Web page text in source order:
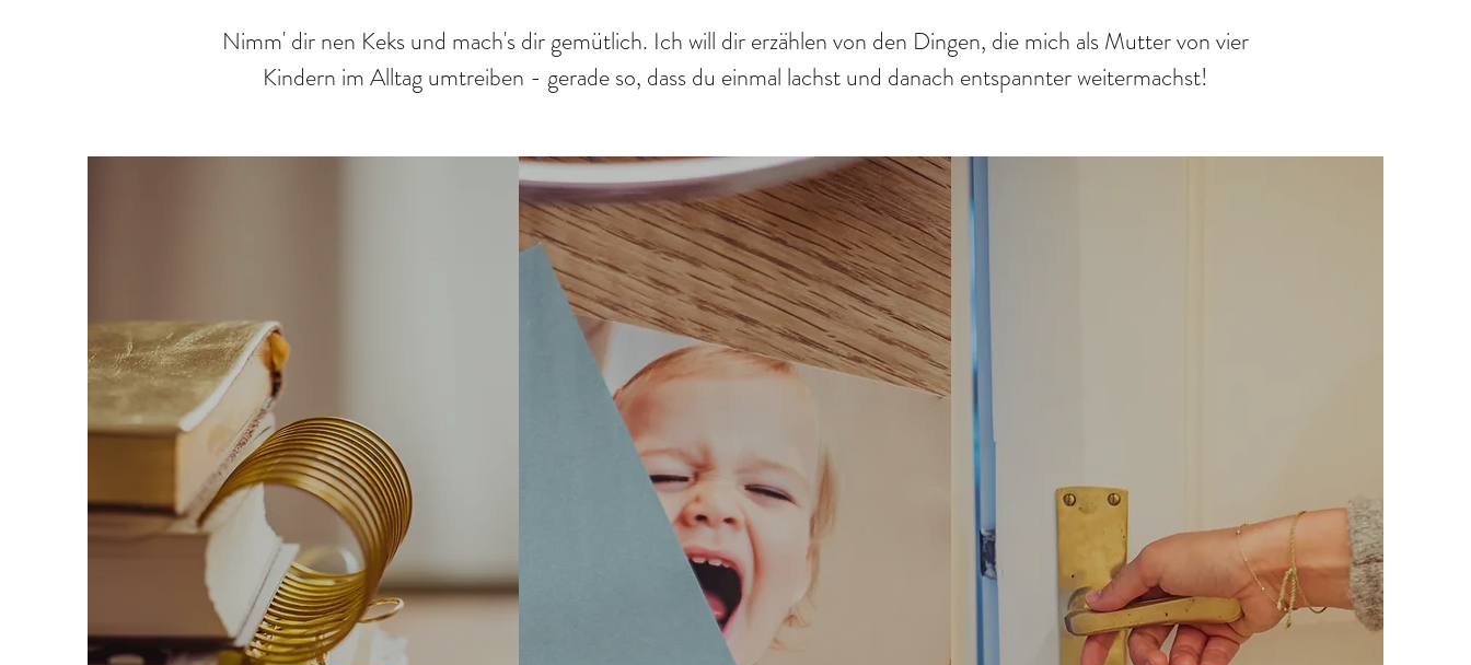
Nimm' dir nen Keks und mach's dir gemütlich. Ich will dir erzählen von den Dingen, die mich als Mutter von vier
Kindern im Alltag umtreiben - gerade so, dass du einmal lachst und danach entspannter weitermachst!